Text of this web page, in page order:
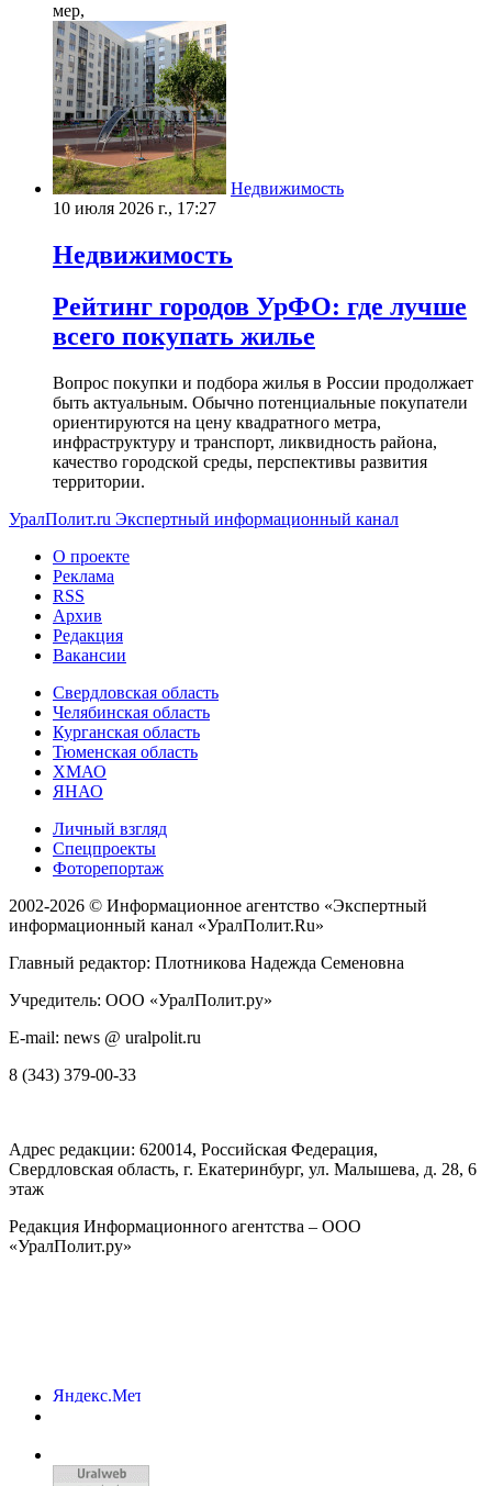
мер,
Недвижимость
10 июля 2026 г., 17:27
Недвижимость
Рейтинг городов УрФО: где лучше
всего покупать жилье
Вопрос покупки и подбора жилья в России продолжает
быть актуальным. Обычно потенциальные покупатели
ориентируются на цену квадратного метра,
инфраструктуру и транспорт, ликвидность района,
качество городской среды, перспективы развития
территории.
УралПолит.ru Экспертный информационный канал
О проекте
Реклама
RSS
Архив
Редакция
Вакансии
Свердловская область
Челябинская область
Курганская область
Тюменская область
ХМАО
ЯНАО
Личный взгляд
Спецпроекты
Фоторепортаж
2002-2026 © Информационное агентство «Экспертный
информационный канал «УралПолит.Ru»
Главный редактор: Плотникова Надежда Семеновна
Учредитель: ООО «УралПолит.ру»
E-mail: news @ uralpolit.ru
8 (343) 379-00-33
Адрес редакции: 620014, Российская Федерация,
Свердловская область, г. Екатеринбург, ул. Малышева, д. 28, 6
этаж
Редакция Информационного агентства – ООО
«УралПолит.ру»